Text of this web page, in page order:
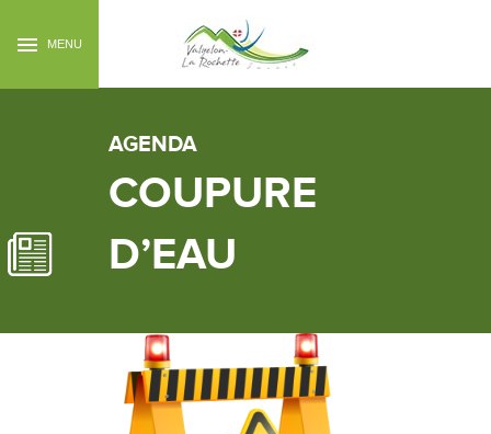
MENU
AGENDA
COUPURE
D’EAU